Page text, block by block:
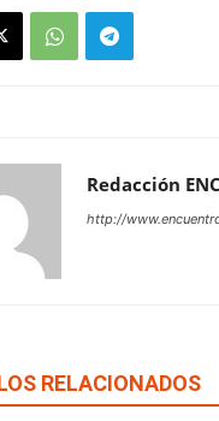
Redacción
http://
RELACIONADOS